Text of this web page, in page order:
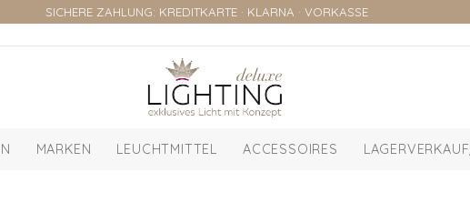
SICHERE ZAHLUNG: KREDITKARTE · KLARNA · VORKASSE
MARKEN LEUCHTMITTEL ACCESSOIRES